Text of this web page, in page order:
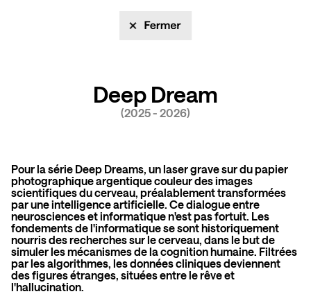
Deep Dream
(2025 - 2026)
Pour la série Deep Dreams, un laser grave sur du papier
photographique argentique couleur des images
scientifiques du cerveau, préalablement transformées
par une intelligence artificielle. Ce dialogue entre
neurosciences et informatique n'est pas fortuit. Les
fondements de l'informatique se sont historiquement
nourris des recherches sur le cerveau, dans le but de
simuler les mécanismes de la cognition humaine. Filtrées
par les algorithmes, les données cliniques deviennent
des figures étranges, situées entre le rêve et
l'hallucination.